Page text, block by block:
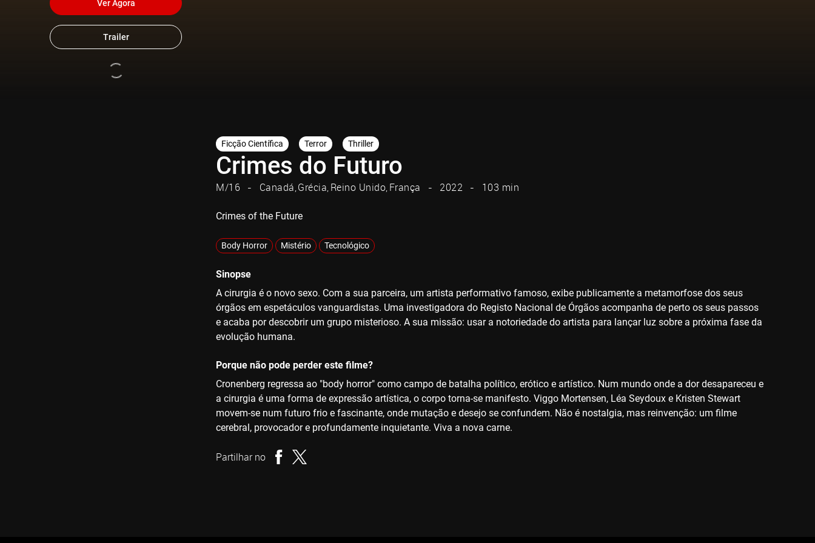
Ver Agora
Trailer
Ficção Científica Terror Thriller
Crimes do Futuro
M/16 Canadá Grécia Reino Unido França 2022 103 min
Crimes of the Future
Body Horror Mistério Tecnológico
Sinopse
A cirurgia é o novo sexo. Com a sua parceira, um artista performativo famoso, exibe publicamente a metamorfose dos seus
órgãos em espetáculos vanguardistas. Uma investigadora do Registo Nacional de Órgãos acompanha de perto os seus passos
e acaba por descobrir um grupo misterioso. A sua missão: usar a notoriedade do artista para lançar luz sobre a próxima fase da
evolução humana.
Porque não pode perder este filme?
Cronenberg regressa ao "body horror" como campo de batalha político, erótico e artístico. Num mundo onde a dor desapareceu e
a cirurgia é uma forma de expressão artística, o corpo torna-se manifesto. Viggo Mortensen, Léa Seydoux e Kristen Stewart
movem-se num futuro frio e fascinante, onde mutação e desejo se confundem. Não é nostalgia, mas reinvenção: um filme
cerebral, provocador e profundamente inquietante. Viva a nova carne.
Partilhar no